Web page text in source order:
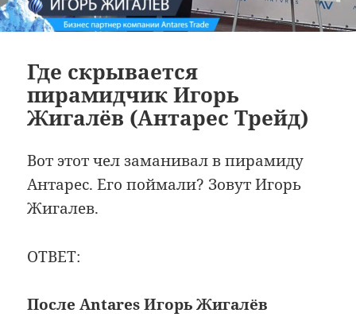
Где скрывается
пирамидчик Игорь
Жигалёв (Антарес Трейд)
Вот этот чел заманивал в пирамиду
Антарес. Его поймали? Зовут Игорь
Жигалев.
ОТВЕТ:
После Antares Игорь Жигалёв